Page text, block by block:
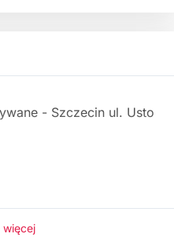
- Szczecin ul. Usto